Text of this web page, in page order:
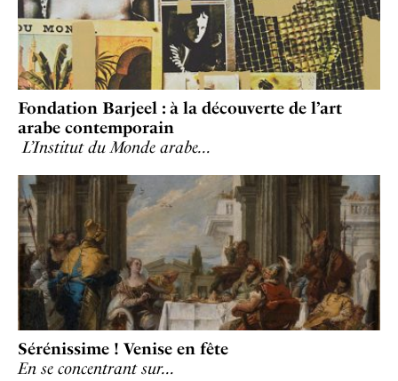
Fondation Barjeel : à la découverte de l’art
arabe contemporain
L’Institut du Monde arabe…
Sérénissime ! Venise en fête
En se concentrant sur…